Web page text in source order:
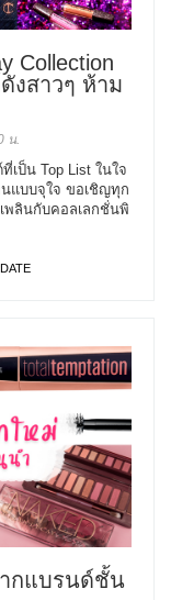
Collection
งสาวๆ ห้าม
น.
เป็น Top List ในใจ
แบบจุใจ ขอเชิญทุก
พลินกับคอลเลกชั่นพิ
กแบรนด์ชั้น